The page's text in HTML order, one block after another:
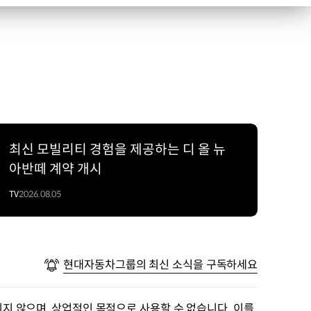
최신 모빌리티 경험을 제공하는 디 올 뉴
아반떼 계약 개시
TV2026.08.05
현대자동차그룹의 최신 소식을 구독하세요